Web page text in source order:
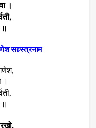
।
॥
सहस्त्रनाम
।
॥